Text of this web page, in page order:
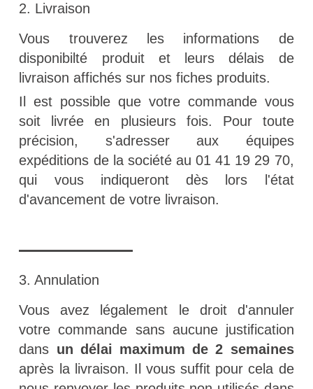
2. Livraison
Vous trouverez les informations de
disponibilté produit et leurs délais de
livraison affichés sur nos fiches produits.
Il est possible que votre commande vous
soit livrée en plusieurs fois. Pour toute
précision, s'adresser aux équipes
expéditions de la société au 01 41 19 29 70,
qui vous indiqueront dès lors l'état
d'avancement de votre livraison.
3. Annulation
Vous avez légalement le droit d'annuler
votre commande sans aucune justification
dans un délai maximum de 2 semaines
après la livraison. Il vous suffit pour cela de